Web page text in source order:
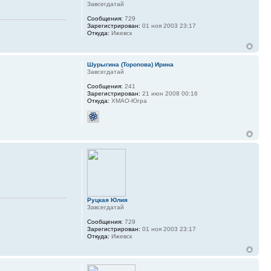
Завсегдатай
Сообщения: 729
Зарегистрирован: 01 ноя 2003 23:17
Откуда: Ижевск
Шурыгина (Торопова) Ирина
Завсегдатай
Сообщения: 241
Зарегистрирован: 21 июн 2008 00:16
Откуда: ХМАО-Югра
Руцкая Юлия
Завсегдатай
Сообщения: 729
Зарегистрирован: 01 ноя 2003 23:17
Откуда: Ижевск